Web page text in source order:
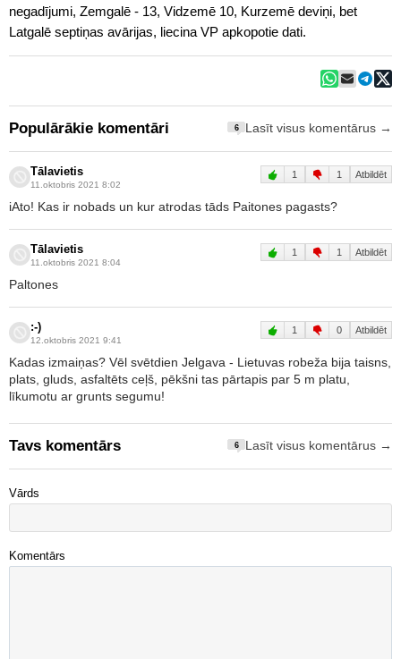
negadījumi, Zemgalē - 13, Vidzemē 10, Kurzemē deviņi, bet
Latgalē septiņas avārijas, liecina VP apkopotie dati.
Populārākie komentāri 6 Lasīt visus komentārus →
Tālavietis
11.oktobris 2021 8:02
1 1 Atbildēt
iAto! Kas ir nobads un kur atrodas tāds Paitones pagasts?
Tālavietis
11.oktobris 2021 8:04
1 1 Atbildēt
Paltones
:-)
12.oktobris 2021 9:41
1 0 Atbildēt
Kadas izmaiņas? Vēl svētdien Jelgava - Lietuvas robeža bija taisns,
plats, gluds, asfaltēts ceļš, pēkšni tas pārtapis par 5 m platu,
līkumotu ar grunts segumu!
Tavs komentārs 6 Lasīt visus komentārus →
Vārds
Komentārs